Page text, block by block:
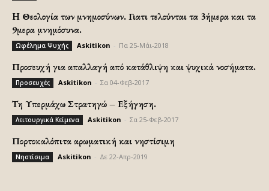
H Θεολογία των μνημοσύνων. Γιατι τελούνται τα 3ήμερα και τα
9μερα μνημόσυνα.
Ωφέλημα Ψυχής Askitikon Πα 25-Μάι-2018
Προσευχή για απαλλαγή από κατάθλιψη και ψυχικά νοσήματα.
Προσευχές Askitikon Σα 04-Φεβ-2017
Τη Υπερμάχω Στρατηγώ – Εξήγηση.
Λειτουργικά Κείμενα Askitikon Σα 25-Φεβ-2017
Πορτοκαλόπιτα αρωματική και νηστίσιμη
Νηστίσιμα Askitikon Δε 22-Απρ-2019